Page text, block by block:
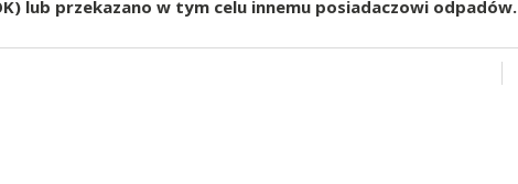
lub przekazano w tym celu innemu posiadaczowi odpadów.